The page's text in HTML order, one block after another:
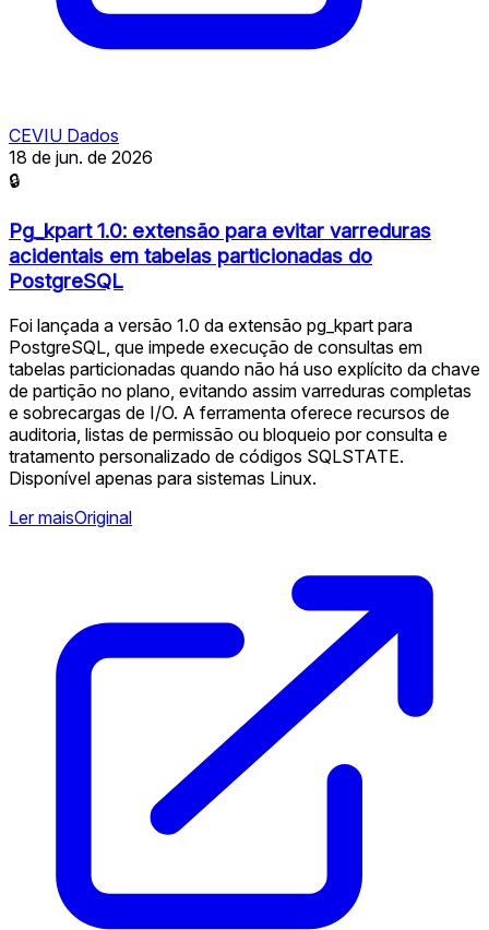
CEVIU Dados
18 de jun. de 2026
🔒
Pg_kpart 1.0: extensão para evitar varreduras
acidentais em tabelas particionadas do
PostgreSQL
Foi lançada a versão 1.0 da extensão pg_kpart para
PostgreSQL, que impede execução de consultas em
tabelas particionadas quando não há uso explícito da chave
de partição no plano, evitando assim varreduras completas
e sobrecargas de I/O. A ferramenta oferece recursos de
auditoria, listas de permissão ou bloqueio por consulta e
tratamento personalizado de códigos SQLSTATE.
Disponível apenas para sistemas Linux.
Ler maisOriginal